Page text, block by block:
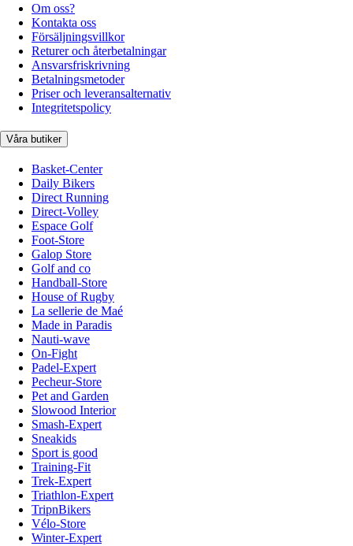
Om oss?
Kontakta oss
Försäljningsvillkor
Returer och återbetalningar
Ansvarsfriskrivning
Betalningsmetoder
Priser och leveransalternativ
Integritetspolicy
Våra butiker
Basket-Center
Daily Bikers
Direct Running
Direct-Volley
Espace Golf
Foot-Store
Galop Store
Golf and co
Handball-Store
House of Rugby
La sellerie de Maé
Made in Paradis
Nauti-wave
On-Fight
Padel-Expert
Pecheur-Store
Pet and Garden
Slowood Interior
Smash-Expert
Sneakids
Sport is good
Training-Fit
Trek-Expert
Triathlon-Expert
TripnBikers
Vélo-Store
Winter-Expert